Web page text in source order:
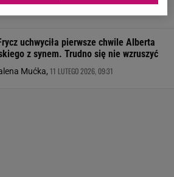
uchwyciła pierwsze chwile Alberta
z synem. Trudno się nie wzruszyć
Mućka, 11 LUTEGO 2026, 09:31